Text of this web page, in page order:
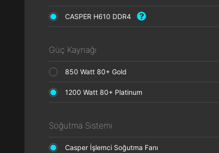
CASPER H610 DDR4
Güç Kaynağı
850 Watt 80+ Gold
1200 Watt 80+ Platinum
Soğutma Sistemi
Casper İşlemci Soğutma Fanı